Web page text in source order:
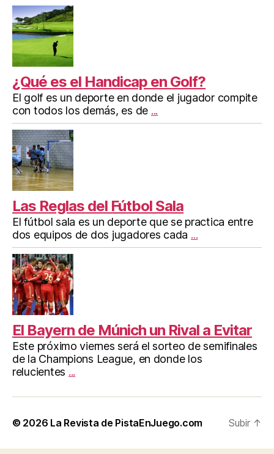
¿Qué es el Handicap en Golf?
El golf es un deporte en donde el jugador compite
con todos los demás, es de ...
Las Reglas del Fútbol Sala
El fútbol sala es un deporte que se practica entre
dos equipos de dos jugadores cada ...
El Bayern de Múnich un Rival a Evitar
Este próximo viernes será el sorteo de semifinales
de la Champions League, en donde los
relucientes ...
© 2026 La Revista de PistaEnJuego.com Subir ↑